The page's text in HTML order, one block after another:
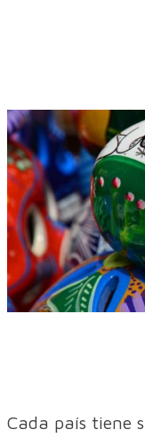
Cada país tiene